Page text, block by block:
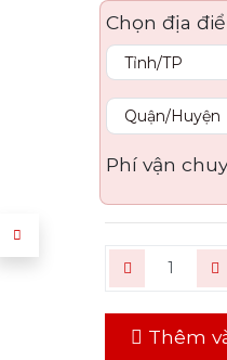
Chọn địa
Phí vận
Thêm